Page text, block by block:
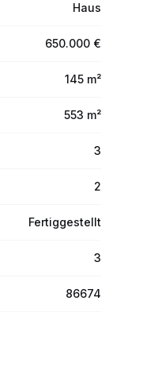
Haus
650.000 €
145 m²
553 m²
3
2
Fertiggestellt
3
86674